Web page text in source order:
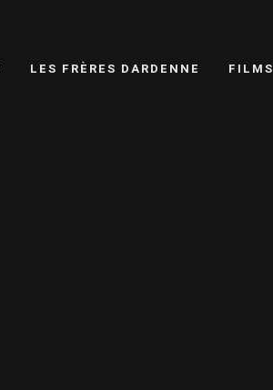
LES FRÈRES DARDENNE FILMS